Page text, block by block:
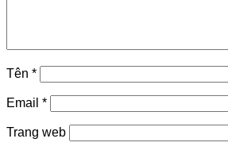
Tên *
Email *
Trang web